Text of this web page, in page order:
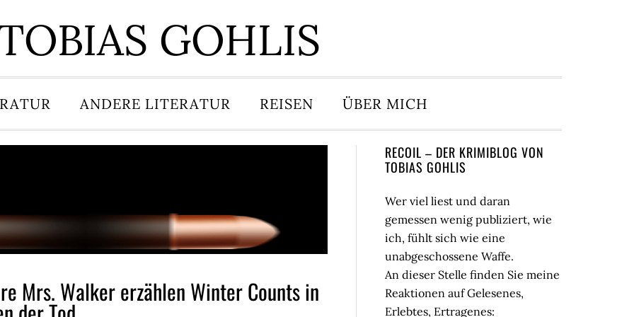
GOHLIS
ANDERE LITERATUR REISEN ÜBER MICH
Mrs. Walker erzählen Winter Counts in
Seitenspalte
RECOIL – DER KRIMIBLOG VON
TOBIAS GOHLIS
Wer viel liest und daran
gemessen wenig publiziert, wie
ich, fühlt sich wie eine
unabgeschossene Waffe.
An dieser Stelle finden Sie meine
Reaktionen auf Gelesenes,
Erlebtes, Ertragenes: